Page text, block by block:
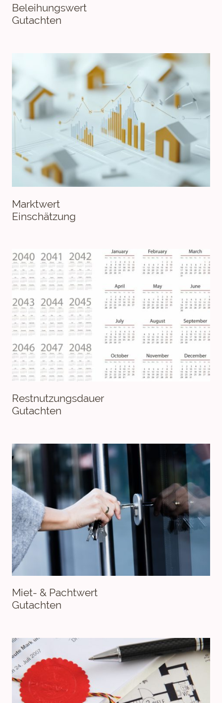
Beleihungswert
Gutachten
Marktwert
Einschätzung
Restnutzungsdauer
Gutachten
Miet- & Pachtwert
Gutachten